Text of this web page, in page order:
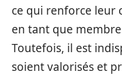
ce qui renforce leur
en tant que
Toutefois, il est
soient valorisés et